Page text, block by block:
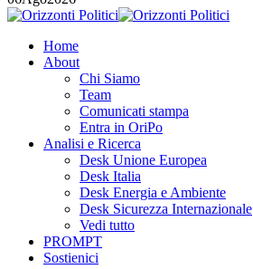
Home
About
Chi Siamo
Team
Comunicati stampa
Entra in OriPo
Analisi e Ricerca
Desk Unione Europea
Desk Italia
Desk Energia e Ambiente
Desk Sicurezza Internazionale
Vedi tutto
PROMPT
Sostienici